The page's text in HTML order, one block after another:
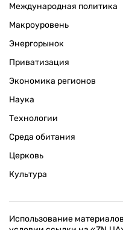
Международная политика
Макроуровень
Энергорынок
Приватизация
Экономика регионов
Наука
Технологии
Среда обитания
Церковь
Культура
Использование